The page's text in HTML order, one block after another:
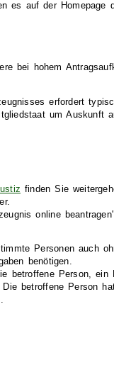
es auf der Homepage
bei hohem
erfordert
um Auskunft
finden Sie
online
Personen auch
benötigen.
betroffene Person, ein
betroffene Person